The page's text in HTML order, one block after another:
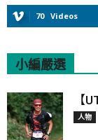
70 Videos
小編嚴選
【
人物